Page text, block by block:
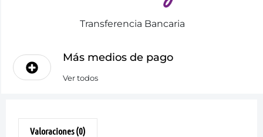
Transferencia Bancaria
Más medios de pago
Ver todos
Valoraciones (0)